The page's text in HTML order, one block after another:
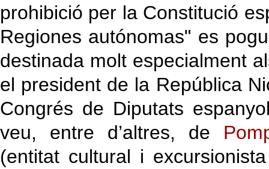
prohibició per la Constitució
Regiones autónomas" es
destinada molt especialment
el president de la República
Congrés de Diputats
veu, entre d’altres, de
(entitat cultural i